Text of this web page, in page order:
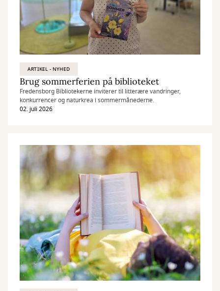
ARTIKEL - NYHED
Brug sommerferien på biblioteket
Fredensborg Bibliotekerne inviterer til litterære vandringer,
konkurrencer og naturkrea i sommermånederne.
02. juli 2026